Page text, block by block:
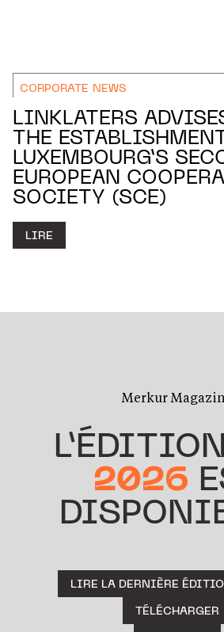
CORPORATE NEWS
LINKLATERS
THE
LUXEMBOURG’S
EUROPEAN
SOCIETY (SCE)
LIRE
Merkur
L’ÉDITION
2026
LIRE LA DERNIÈRE
TÉLÉCHARGER